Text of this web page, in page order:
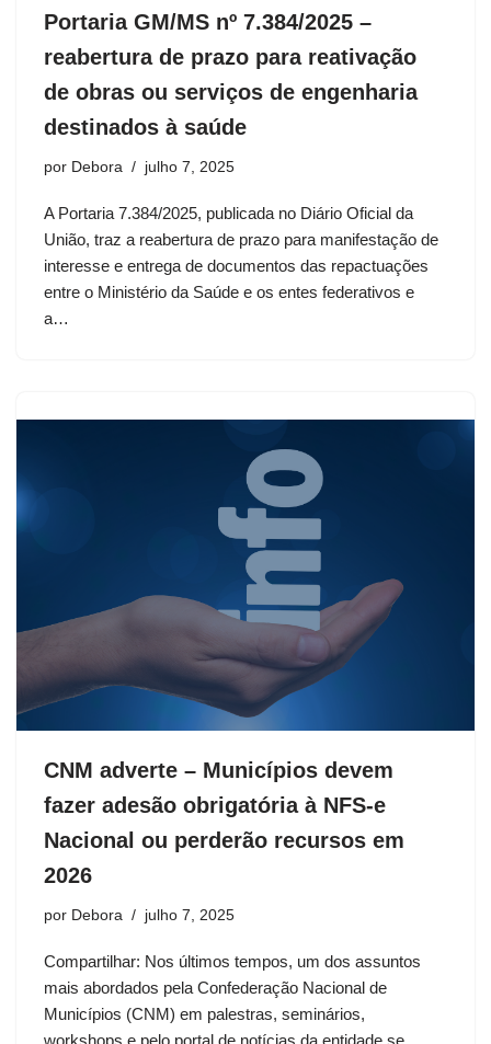
Portaria GM/MS nº 7.384/2025 –
reabertura de prazo para reativação
de obras ou serviços de engenharia
destinados à saúde
por Debora julho 7, 2025
A Portaria 7.384/2025, publicada no Diário Oficial da
União, traz a reabertura de prazo para manifestação de
interesse e entrega de documentos das repactuações
entre o Ministério da Saúde e os entes federativos e
a…
CNM adverte – Municípios devem
fazer adesão obrigatória à NFS-e
Nacional ou perderão recursos em
2026
por Debora julho 7, 2025
Compartilhar: Nos últimos tempos, um dos assuntos
mais abordados pela Confederação Nacional de
Municípios (CNM) em palestras, seminários,
workshops e pelo portal de notícias da entidade se